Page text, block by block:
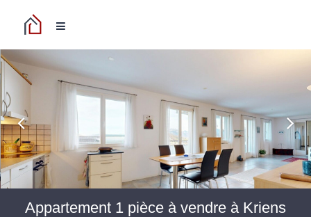
Appartement 1 pièce à vendre à Kriens